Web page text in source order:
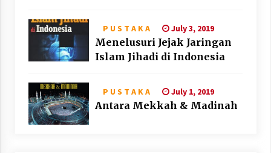
P U S T A K A July 3, 2019
Menelusuri Jejak Jaringan
Islam Jihadi di Indonesia
P U S T A K A July 1, 2019
Antara Mekkah & Madinah